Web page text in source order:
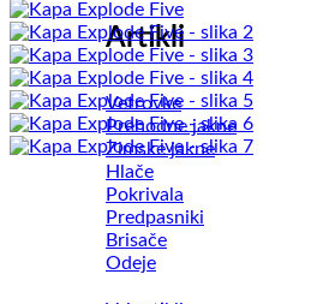
Artikli
Vetrovke
Prehodne jakne
Zimske jakne
Hlače
Pokrivala
Predpasniki
Brisače
Odeje